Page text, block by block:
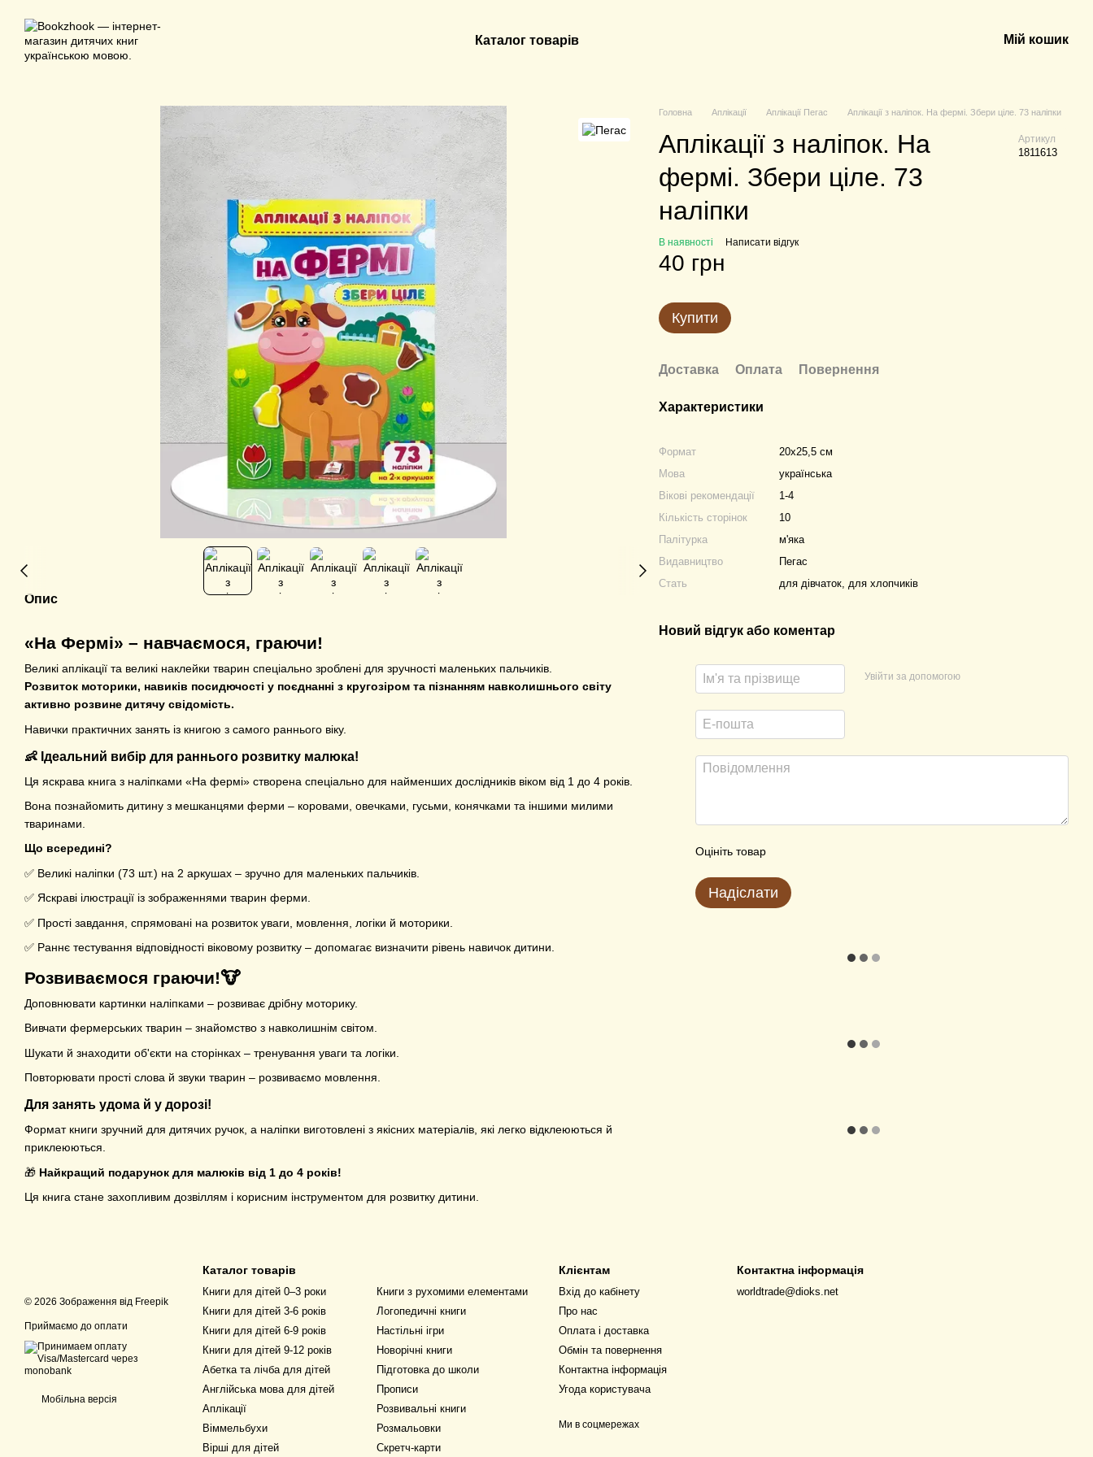
Каталог товарів Мій кошик
Опис
«На Фермі» – навчаємося, граючи!
Великі аплікації та великі наклейки тварин спеціально зроблені для зручності маленьких пальчиків.
Розвиток моторики, навиків посидючості у поєднанні з кругозіром та пізнанням навколишнього світу
активно розвине дитячу свідомість.
Навички практичних занять із книгою з самого раннього віку.
👶 Ідеальний вибір для раннього розвитку малюка!
Ця яскрава книга з наліпками «На фермі» створена спеціально для найменших дослідників віком від 1 до 4 років.
Вона познайомить дитину з мешканцями ферми – коровами, овечками, гусьми, конячками та іншими милими
тваринами.
Що всередині?
✅ Великі наліпки (73 шт.) на 2 аркушах – зручно для маленьких пальчиків.
✅ Яскраві ілюстрації із зображеннями тварин ферми.
✅ Прості завдання, спрямовані на розвиток уваги, мовлення, логіки й моторики.
✅ Раннє тестування відповідності віковому розвитку – допомагає визначити рівень навичок дитини.
Розвиваємося граючи!🐮
Доповнювати картинки наліпками – розвиває дрібну моторику.
Вивчати фермерських тварин – знайомство з навколишнім світом.
Шукати й знаходити об'єкти на сторінках – тренування уваги та логіки.
Повторювати прості слова й звуки тварин – розвиваємо мовлення.
Для занять удома й у дорозі!
Формат книги зручний для дитячих ручок, а наліпки виготовлені з якісних матеріалів, які легко відклеюються й
приклеюються.
🎁 Найкращий подарунок для малюків від 1 до 4 років!
Ця книга стане захопливим дозвіллям і корисним інструментом для розвитку дитини.
Головна Аплікації Аплікації Пегас Аплікації з наліпок. На фермі. Збери ціле. 73 наліпки
Аплікації з наліпок. На
фермі. Збери ціле. 73
наліпки
Артикул
1811613
В наявності Написати відгук
40 грн
Купити
Доставка Оплата Повернення
Характеристики
Формат
20х25,5 см
Мова
українська
Вікові рекомендації
1-4
Кількість сторінок
10
Палітурка
м'яка
Видавництво
Пегас
Стать
для дівчаток, для хлопчиків
Новий відгук або коментар
Увійти за допомогою
Оцініть товар
Надіслати
© 2026 Зображення від Freepik
Приймаємо до оплати
Мобільна версія
Каталог товарів
Книги для дітей 0–3 роки
Книги для дітей 3-6 років
Книги для дітей 6-9 років
Книги для дітей 9-12 років
Абетка та лічба для дітей
Англійська мова для дітей
Аплікації
Віммельбухи
Вірші для дітей
Книги з рухомими елементами
Логопедичні книги
Настільні ігри
Новорічні книги
Підготовка до школи
Прописи
Розвивальні книги
Розмальовки
Скретч-карти
Клієнтам
Вхід до кабінету
Про нас
Оплата і доставка
Обмін та повернення
Контактна інформація
Угода користувача
Ми в соцмережах
Контактна інформація
worldtrade@dioks.net